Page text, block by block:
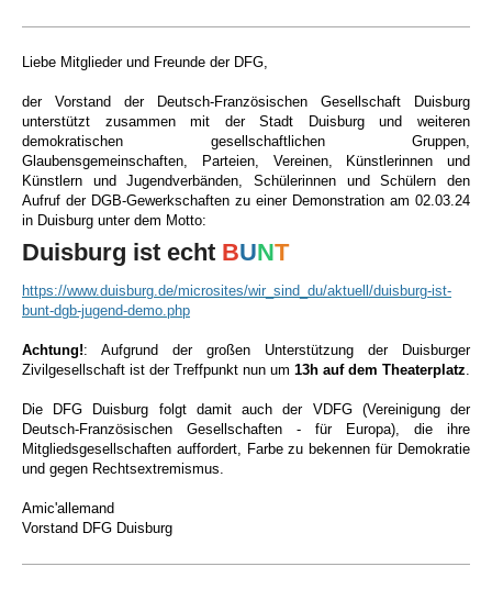
Liebe Mitglieder und Freunde der DFG,
der Vorstand der Deutsch-Französischen Gesellschaft Duisburg
unterstützt zusammen mit der Stadt Duisburg und weiteren
demokratischen gesellschaftlichen Gruppen,
Glaubensgemeinschaften, Parteien, Vereinen, Künstlerinnen und
Künstlern und Jugendverbänden, Schülerinnen und Schülern den
Aufruf der DGB-Gewerkschaften zu einer Demonstration am 02.03.24
in Duisburg unter dem Motto:
Duisburg ist echt BUNT
https://www.duisburg.de/microsites/wir_sind_du/aktuell/duisburg-ist-
bunt-dgb-jugend-demo.php
Achtung!: Aufgrund der großen Unterstützung der Duisburger
Zivilgesellschaft ist der Treffpunkt nun um 13h auf dem Theaterplatz
Die DFG Duisburg folgt damit auch der VDFG (Vereinigung der
Deutsch-Französischen Gesellschaften - für Europa), die ihre
Mitgliedsgesellschaften auffordert, Farbe zu bekennen für Demokratie
und gegen Rechtsextremismus.
Amic'allemand
Vorstand DFG Duisburg